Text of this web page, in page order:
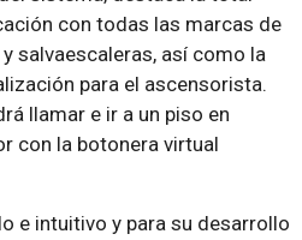
con todas las marcas de
salvaescaleras, así como la
para el ascensorista.
llamar e ir a un piso en
con la botonera virtual
e intuitivo y para su desarrollo